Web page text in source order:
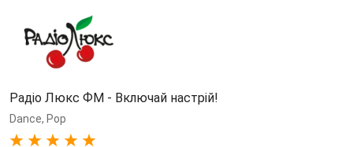
Радіо Люкс ФМ - Включай настрій!
Dance, Pop